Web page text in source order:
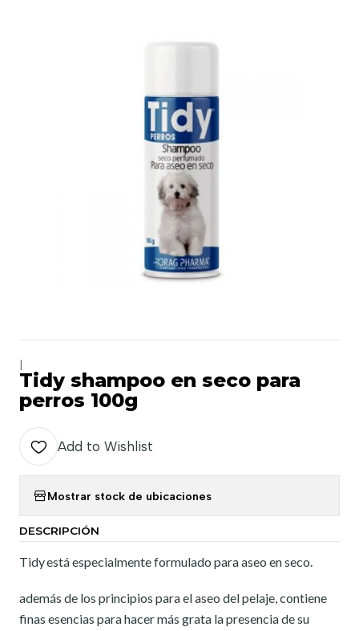
Tidy shampoo en seco para
perros 100g
Add to Wishlist
Mostrar stock de ubicaciones
DESCRIPCIÓN
Tidyestá especialmente formulado para aseo en seco.
además de los principios para el aseo del pelaje, contiene
finas esencias para hacer más grata la presencia de su